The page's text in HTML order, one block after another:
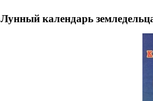
Лунный календарь